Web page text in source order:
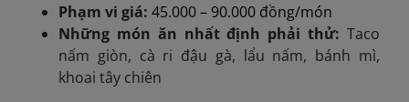
Phạm vi giá: 45.000 – 90.000 đồng/món
Những món ăn nhất định phải thử:Taco
nấm giòn, cà ri đậu gà, lẩu nấm, bánh mì,
khoai tây chiên